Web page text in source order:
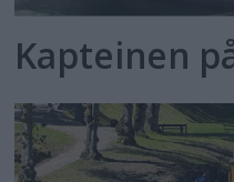
Kapteinen